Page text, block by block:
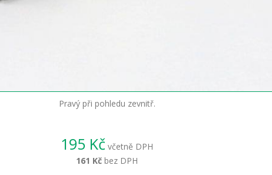
Pravý při pohledu zevnitř.
195 Kč včetně DPH
161 Kč bez DPH